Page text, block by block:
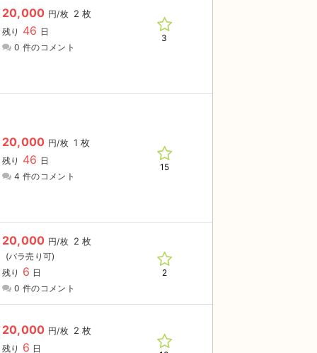
20,000 円/枚 2 枚
残り 46 日
0 件のコメント
3
20,000 円/枚 1 枚
残り 46 日
4 件のコメント
15
20,000 円/枚 2 枚
残り 6 日
0 件のコメント
2
20,000 円/枚 2 枚
残り 6 日